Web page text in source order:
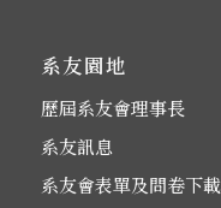
系友園地
歷屆系友會理事長
系友訊息
系友會表單及問卷下載